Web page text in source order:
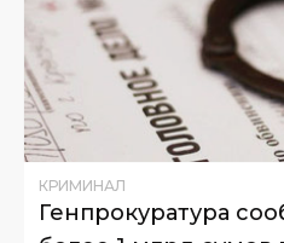
КРИМИНАЛ
Генпрокуратура